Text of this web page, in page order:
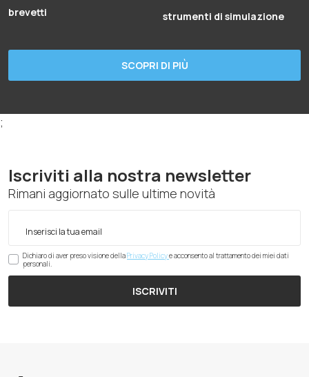
brevetti strumenti di simulazione
SCOPRI DI PIÙ
;
Iscriviti alla nostra newsletter
Rimani aggiornato sulle ultime novità
Dichiaro di aver preso visione dellaPrivacy Policye acconsento al trattamento dei miei dati
personali.
ISCRIVITI